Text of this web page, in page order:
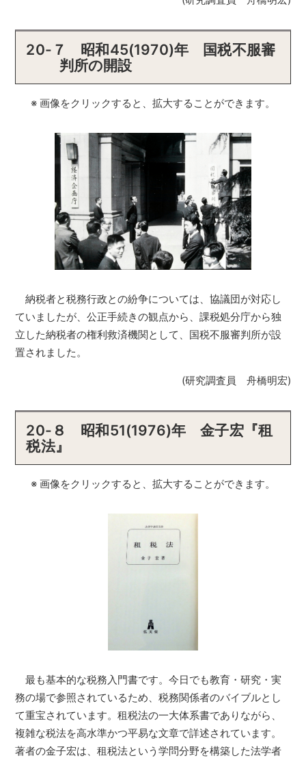
20-７ 昭和45(1970)年 国税不服審
判所の開設
※ 画像をクリックすると、拡大することができます。
納税者と税務行政との紛争については、協議団が対応し
ていましたが、公正手続きの観点から、課税処分庁から独
立した納税者の権利救済機関として、国税不服審判所が設
置されました。
(研究調査員 舟橋明宏)
20-８ 昭和51(1976)年 金子宏『租
税法』
※ 画像をクリックすると、拡大することができます。
最も基本的な税務入門書です。今日でも教育・研究・実
務の場で参照されているため、税務関係者のバイブルとし
て重宝されています。租税法の一大体系書でありながら、
複雑な税法を高水準かつ平易な文章で詳述されています。
著者の金子宏は、租税法という学問分野を構築した法学者